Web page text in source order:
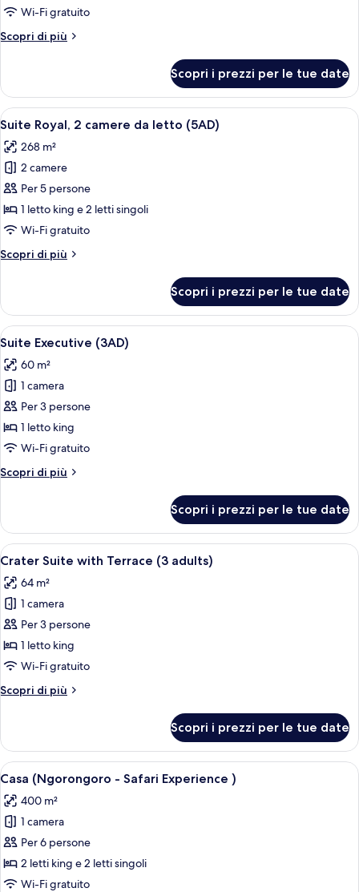
Presidenziale,
camere
terrazzo
(5AD)
Wi-Fi gratuito
Scopri di più
Altri
Presidenziale,
camere
letto,
terrazzo
Scopri i prezzi per le tue date
Apri
tutte
le
foto
per
Suite
Royal,
camere
(5AD)
Una terrazza con un divano, un
8
Suite Royal, 2 camere da letto (5AD)
268 m²
2 camere
Per 5 persone
1 letto king e 2 letti singoli
Wi-Fi gratuito
Scopri di più
Altri
Royal,
camere
letto
(5AD)
Scopri i prezzi per le tue date
Apri
tutte
le
foto
per
Suite
Executive
Una camera d'hotel con un letto
4
Suite Executive (3AD)
60 m²
1 camera
Per 3 persone
1 letto king
Wi-Fi gratuito
Scopri di più
Altri
Executive
(3AD)
Scopri i prezzi per le tue date
Apri
tutte
le
foto
per
Crater
Suite
Terrace
Un balcone con due poltrone di
6
Crater Suite with Terrace (3 adults)
64 m²
1 camera
Per 3 persone
1 letto king
Wi-Fi gratuito
Scopri di più
Altri
Suite
with
Terrace
adults)
Scopri i prezzi per le tue date
Apri
tutte
le
foto
per
Casa
(Ngorongoro
Un gruppo di elefanti in un campo
12
Casa (Ngorongoro - Safari Experience )
400 m²
1 camera
Per 6 persone
2 letti king e 2 letti singoli
Wi-Fi gratuito